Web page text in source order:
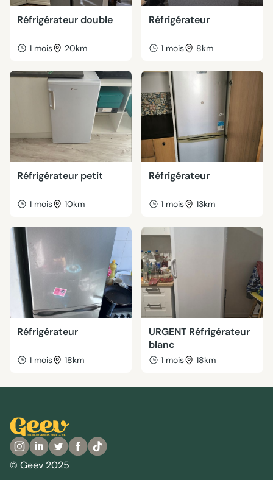
Réfrigérateur double
1 mois 20km
Réfrigérateur
1 mois 8km
Réfrigérateur petit
1 mois 10km
Réfrigérateur
1 mois 13km
Réfrigérateur
1 mois 18km
URGENT Réfrigérateur
blanc
1 mois 18km
© Geev 2025